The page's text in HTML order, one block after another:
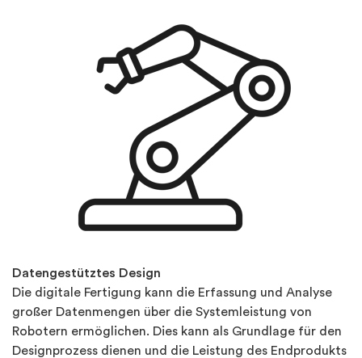
Datengestütztes Design
Die digitale Fertigung kann die Erfassung und Analyse
großer Datenmengen über die Systemleistung von
Robotern ermöglichen. Dies kann als Grundlage für den
Designprozess dienen und die Leistung des Endprodukts